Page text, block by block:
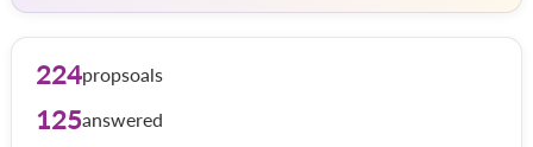
224propsoals
125answered